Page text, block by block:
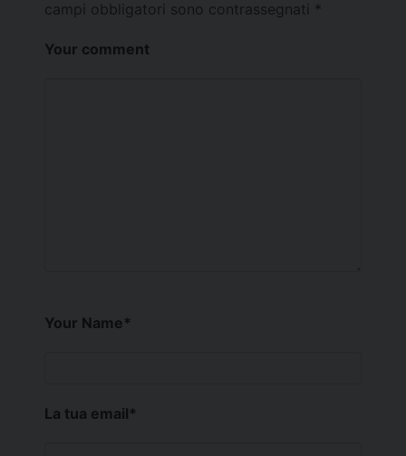
campi obbligatori sono contrassegnati *
Your comment
Your Name*
La tua email*